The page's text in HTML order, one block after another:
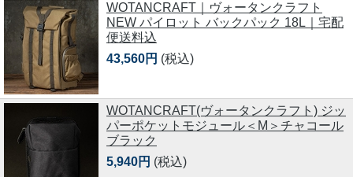
WOTANCRAFT｜ヴォータンクラフト
NEW パイロット バックパック 18L｜宅配
便送料込
43,560円 (税込)
WOTANCRAFT(ヴォータンクラフト) ジッ
パーポケットモジュール＜M＞チャコール
ブラック
5,940円 (税込)